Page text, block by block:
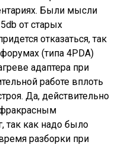
Были мысли
от старых
отказаться, так
(типа 4PDA)
адаптера при
работе вплоть
Да, действительно
так как надо было
разборки при